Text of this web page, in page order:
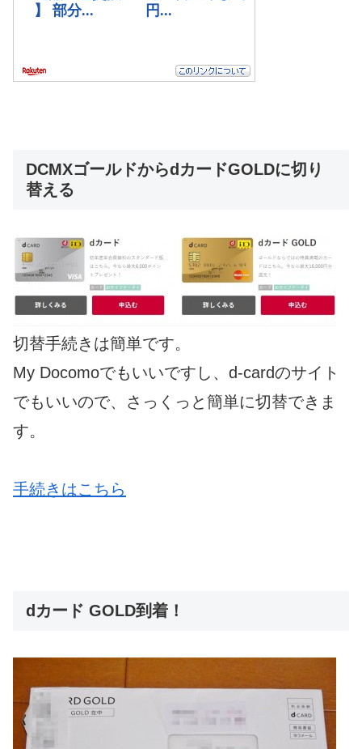
DCMXゴールドからdカードGOLDに切り
替える
切替手続きは簡単です。
My Docomoでもいいですし、d-cardのサイト
でもいいので、さっくっと簡単に切替できま
す。
手続きはこちら
dカード GOLD到着！